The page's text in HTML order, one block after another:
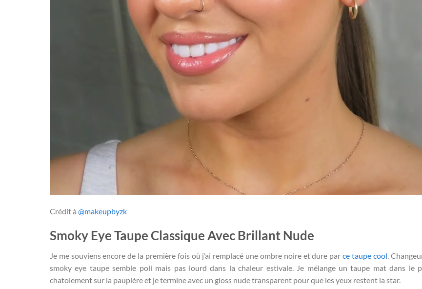
Crédit à @makeupbyzk
Smoky Eye Taupe Classique Avec Brillant Nude
Je me souviens encore de la première fois où j’ai remplacé une ombre noire et dure parce taupe cool.
smoky eye taupe semble poli mais pas lourd dans la chaleur estivale. Je mélange un taupe mat dans le
chatoiement sur la paupière et je termine avec un gloss nude transparent pour que les yeux restent la star.